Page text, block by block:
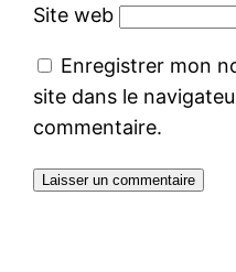
Site web
Enregistrer mon
site dans le
commentaire.